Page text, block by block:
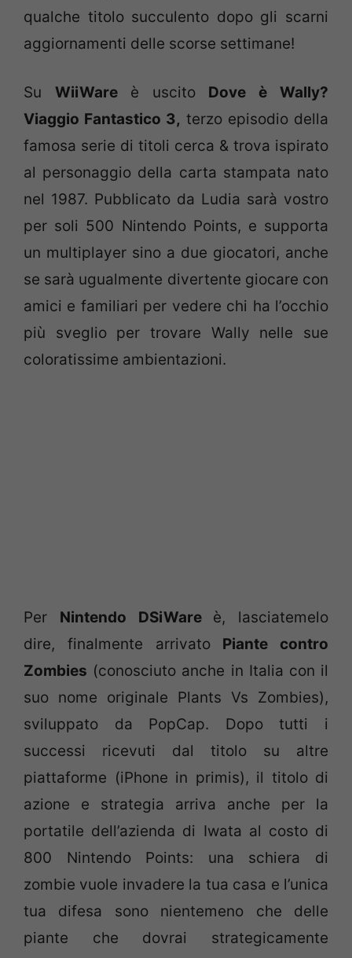
qualche titolo succulento dopo gli scarni
aggiornamenti delle scorse settimane!
Su WiiWare è uscito Dove è Wally?
Viaggio Fantastico 3, terzo episodio della
famosa serie di titoli cerca & trova ispirato
al personaggio della carta stampata nato
nel 1987. Pubblicato da Ludia sarà vostro
per soli 500 Nintendo Points, e supporta
un multiplayer sino a due giocatori, anche
se sarà ugualmente divertente giocare con
amici e familiari per vedere chi ha l’occhio
più sveglio per trovare Wally nelle sue
coloratissime ambientazioni.
Per Nintendo DSiWare è, lasciatemelo
dire, finalmente arrivato Piante contro
Zombies (conosciuto anche in Italia con il
suo nome originale Plants Vs Zombies),
sviluppato da PopCap. Dopo tutti i
successi ricevuti dal titolo su altre
piattaforme (iPhone in primis), il titolo di
azione e strategia arriva anche per la
portatile dell’azienda di Iwata al costo di
800 Nintendo Points: una schiera di
zombie vuole invadere la tua casa e l’unica
tua difesa sono nientemeno che delle
piante che dovrai strategicamente